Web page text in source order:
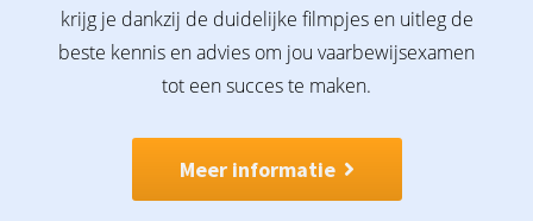
krijg je dankzij de duidelijke filmpjes en uitleg de
beste kennis en advies om jou vaarbewijsexamen
tot een succes te maken.
Meer informatie